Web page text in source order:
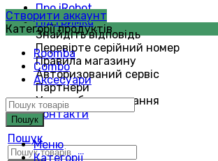
Про iRobot
Підтримка
Знайдіть відповідь
Перевірте серійний номер
Правила магазину
Авторизований сервіс
Партнери
Умови обслуговування
Контакти
Пошук
Створити аккаунт
Категорії продуктів
Roomba
Combo
Аксесуари
Пошук
Меню
Категорії